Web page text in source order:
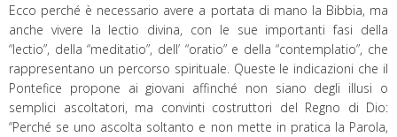
Ecco perché è necessario avere a portata di mano la Bibbia, ma
anche vivere la lectio divina, con le sue importanti fasi della
“lectio”, della “meditatio”, dell’ “oratio” e della “contemplatio”, che
rappresentano un percorso spirituale. Queste le indicazioni che il
Pontefice propone ai giovani affinché non siano degli illusi o
semplici ascoltatori, ma convinti costruttori del Regno di Dio:
“Perché se uno ascolta soltanto e non mette in pratica la Parola,